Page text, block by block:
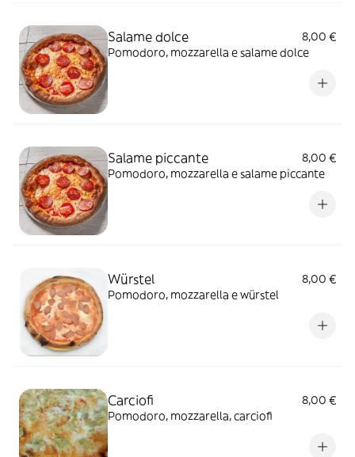
Salame dolce
8,00 €
Pomodoro, mozzarella e salame dolce
Salame piccante
8,00 €
Pomodoro, mozzarella e salame piccante
Würstel
8,00 €
Pomodoro, mozzarella e würstel
Carciofi
8,00 €
Pomodoro, mozzarella, carciofi